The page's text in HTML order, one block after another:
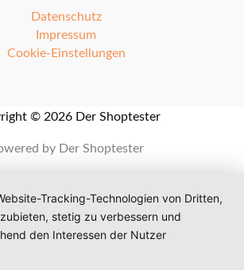
Datenschutz
Impressum
Cookie-Einstellungen
© 2026 Der Shoptester
by Der Shoptester
Tracking-Technologien von Dritten,
stetig zu verbessern und
den Interessen der Nutzer